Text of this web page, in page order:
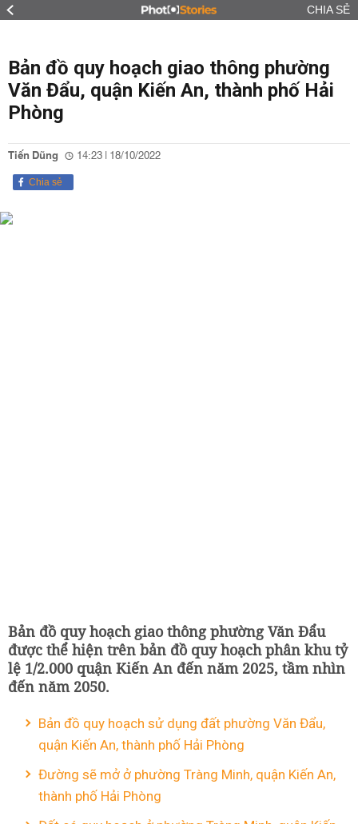
CHIA SẺ
Bản đồ quy hoạch giao thông phường
Văn Đẩu, quận Kiến An, thành phố Hải
Phòng
Tiến Dũng 14:23 | 18/10/2022
Chia sẻ
Bản đồ quy hoạch giao thông phường Văn Đẩu
được thể hiện trên bản đồ quy hoạch phân khu tỷ
lệ 1/2.000 quận Kiến An đến năm 2025, tầm nhìn
đến năm 2050.
Bản đồ quy hoạch sử dụng đất phường Văn Đẩu,
quận Kiến An, thành phố Hải Phòng
Đường sẽ mở ở phường Tràng Minh, quận Kiến An,
thành phố Hải Phòng